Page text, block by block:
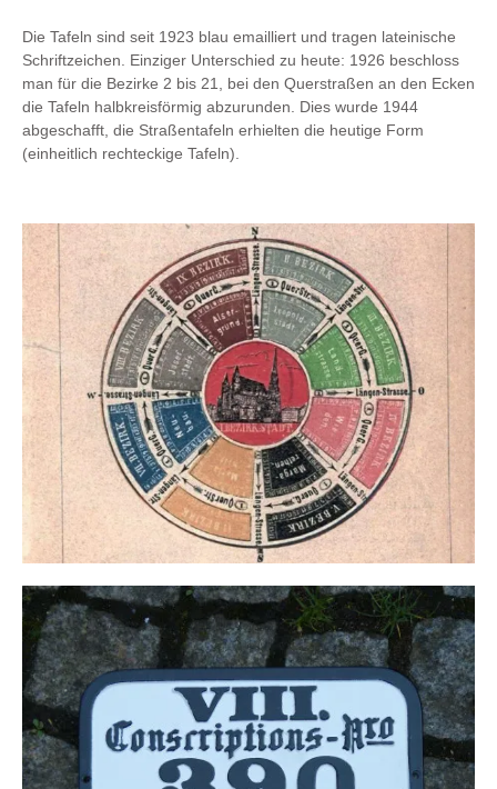
Die Tafeln sind seit 1923 blau emailliert und tragen lateinische
Schriftzeichen. Einziger Unterschied zu heute: 1926 beschloss
man für die Bezirke 2 bis 21, bei den Querstraßen an den Ecken
die Tafeln halbkreisförmig abzurunden. Dies wurde 1944
abgeschafft, die Straßentafeln erhielten die heutige Form
(einheitlich rechteckige Tafeln).